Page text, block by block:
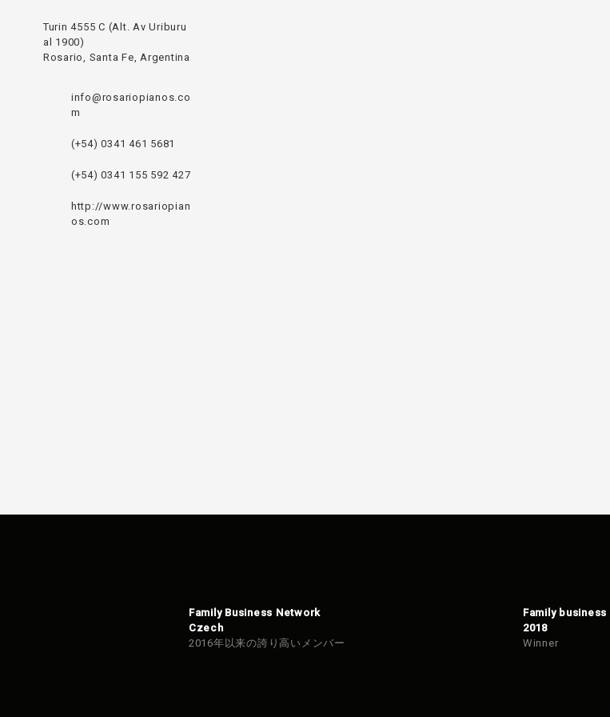
Turin 4555 C (Alt. Av Uriburu
al 1900)
Rosario, Santa Fe, Argentina
info@rosariopianos.co
m
(+54) 0341 461 5681
(+54) 0341 155 592 427
http://www.rosariopian
os.com
Family Business Network
Czech
2016年以来の誇り高いメンバー
Family
2018
Winner